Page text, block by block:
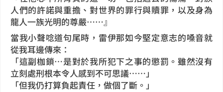
人們的許諾與重擔、對世界的罪行與贖罪，以及身為
龍人一族光明的尊嚴……』
當我小聲唸道句尾時，雷伊那如今堅定意志的嗓音就
從我耳邊傳來：
「這副枷鎖…是對於我所犯下之事的懲罰。雖然沒有
立刻處刑根本令人感到不可思議……」
「但我仍打算負起責任，做個了斷。」